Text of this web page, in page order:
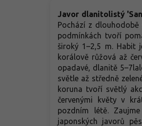
Javor dlanitolistý
Pochází z dlouhodobě
podmínkách tvoří
široký 1–2,5 m. Habit
korálově růžová až
opadavé, dlanitě
světle až středně
koruna tvoří světlý
červenými květy v
pozdním létě.
japonských javorů